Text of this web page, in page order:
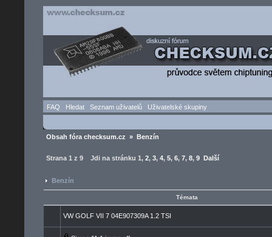
FAQ Hledat Seznam uživatelů Uživatelské skupiny
Obsah fóra checksum.cz » Benzín
Strana 1 z 9 Jdi na stránku 1, 2, 3, 4, 5, 6, 7, 8, 9 Další
Benzín
Témata
VW GOLF VII 7 04E907309A 1.2 TSI